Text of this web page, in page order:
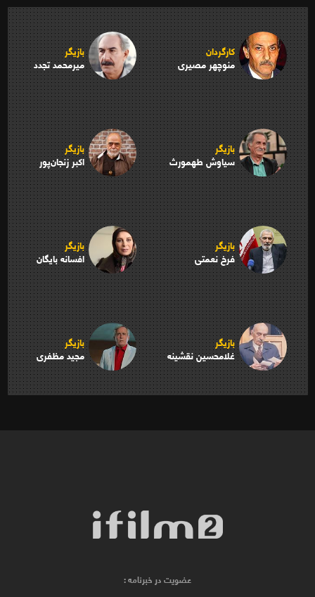
کارگردان
منوچهر مصیری
بازیگر
میرمحمد تجدد
بازیگر
سیاوش طهمورث
بازیگر
اکبر زنجان‌پور
بازیگر
فرخ نعمتی
بازیگر
افسانه بایگان
بازیگر
غلامحسین نقشینه
بازیگر
مجید مظفری
عضویت در خبرنامه :